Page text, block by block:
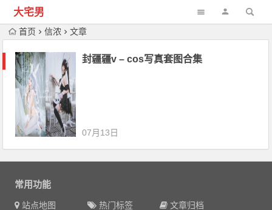
大宅男
首页 信浓 文章
封疆疆v – cos写真套图合集
07月13日
常用功能
站点地图 热门标签
文章归档